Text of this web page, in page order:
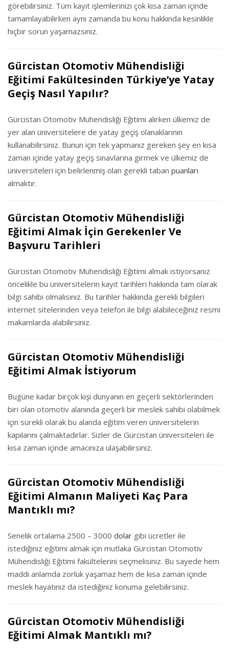
görebilirsiniz. Tüm kayıt işlemlerinizi çok kısa zaman içinde
tamamlayabilirken aynı zamanda bu konu hakkında kesinlikle
hiçbir sorun yaşamazsınız.
Gürcistan Otomotiv Mühendisliği
Eğitimi Fakültesinden Türkiye’ye Yatay
Geçiş Nasıl Yapılır?
Gürcistan Otomotiv Mühendisliği Eğitimi alırken ülkemiz de
yer alan üniversitelere de yatay geçiş olanaklarının
kullanabilirsiniz. Bunun için tek yapmanız gereken şey en kısa
zaman içinde yatay geçiş sınavlarına girmek ve ülkemiz de
üniversiteleri için belirlenmiş olan gerekli taban puanları
almaktır.
Gürcistan Otomotiv Mühendisliği
Eğitimi Almak İçin Gerekenler Ve
Başvuru Tarihleri
Gürcistan Otomotiv Mühendisliği Eğitimi almak istiyorsanız
öncelikle bu üniversitelerin kayıt tarihleri hakkında tam olarak
bilgi sahibi olmalısınız. Bu tarihler hakkında gerekli bilgileri
internet sitelerinden veya telefon ile bilgi alabileceğiniz resmi
makamlarda alabilirsiniz.
Gürcistan Otomotiv Mühendisliği
Eğitimi Almak İstiyorum
Bugüne kadar birçok kişi dünyanın en geçerli sektörlerinden
biri olan otomotiv alanında geçerli bir meslek sahibi olabilmek
için sürekli olarak bu alanda eğitim veren üniversitelerin
kapılarını çalmaktadırlar. Sizler de Gürcistan üniversiteleri ile
kısa zaman içinde amacınıza ulaşabilirsiniz.
Gürcistan Otomotiv Mühendisliği
Eğitimi Almanın Maliyeti Kaç Para
Mantıklı mı?
Senelik ortalama 2500 – 3000 dolar gibi ücretler ile
istediğiniz eğitimi almak için mutlaka Gürcistan Otomotiv
Mühendisliği Eğitimi fakültelerini seçmelisiniz. Bu sayede hem
maddi anlamda zorluk yaşamaz hem de kısa zaman içinde
meslek hayatınız da istediğiniz konuma gelebilirsiniz.
Gürcistan Otomotiv Mühendisliği
Eğitimi Almak Mantıklı mı?